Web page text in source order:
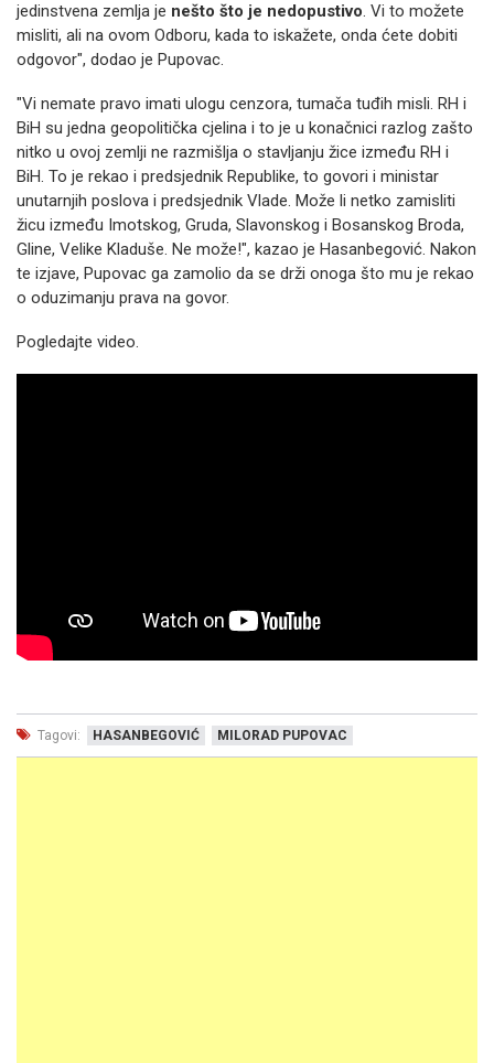
jedinstvena zemlja je nešto što je nedopustivo. Vi to možete
misliti, ali na ovom Odboru, kada to iskažete, onda ćete dobiti
odgovor", dodao je Pupovac.
"Vi nemate pravo imati ulogu cenzora, tumača tuđih misli. RH i
BiH su jedna geopolitička cjelina i to je u konačnici razlog zašto
nitko u ovoj zemlji ne razmišlja o stavljanju žice između RH i
BiH. To je rekao i predsjednik Republike, to govori i ministar
unutarnjih poslova i predsjednik Vlade. Može li netko zamisliti
žicu između Imotskog, Gruda, Slavonskog i Bosanskog Broda,
Gline, Velike Kladuše. Ne može!", kazao je Hasanbegović. Nakon
te izjave, Pupovac ga zamolio da se drži onoga što mu je rekao
o oduzimanju prava na govor.
Pogledajte video.
Tagovi: HASANBEGOVIĆ MILORAD PUPOVAC